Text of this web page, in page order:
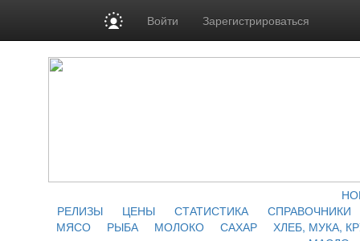
Войти Зарегистрироваться
РЕЛИЗЫ
ЦЕНЫ СТАТИСТИКА
СПРАВОЧНИКИ
МЯСО
РЫБА МОЛОКО САХАР
ХЛЕБ, МУКА,